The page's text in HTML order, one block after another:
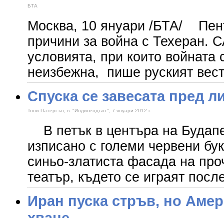
БТА
Москва, 10 януари /БТА/
причини за война с Техеран.
условията, при които
неизбежна, пише руският
Спуска се завесата пред
Тони Патерсън, в. "Индипендънт", 7 януари 2012 г.
В петък в центъра на
изписано с големи червени
синьо-златиста фасада на
театър, където се играят
Иран пуска стръв, но